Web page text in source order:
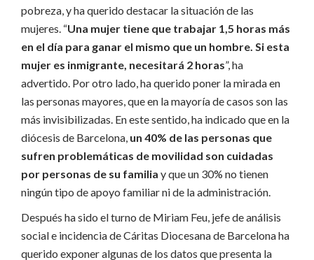
pobreza, y ha querido destacar la situación de las
mujeres. “Una mujer tiene que trabajar 1,5 horas más
en el día para ganar el mismo que un hombre. Si esta
mujer es inmigrante, necesitará 2 horas”, ha
advertido. Por otro lado, ha querido poner la mirada en
las personas mayores, que en la mayoría de casos son las
más invisibilizadas. En este sentido, ha indicado que en la
diócesis de Barcelona, un 40% de las personas que
sufren problemáticas de movilidad son cuidadas
por personas de su familia y que un 30% no tienen
ningún tipo de apoyo familiar ni de la administración.
Después ha sido el turno de Miriam Feu, jefe de análisis
social e incidencia de Cáritas Diocesana de Barcelona ha
querido exponer algunas de los datos que presenta la